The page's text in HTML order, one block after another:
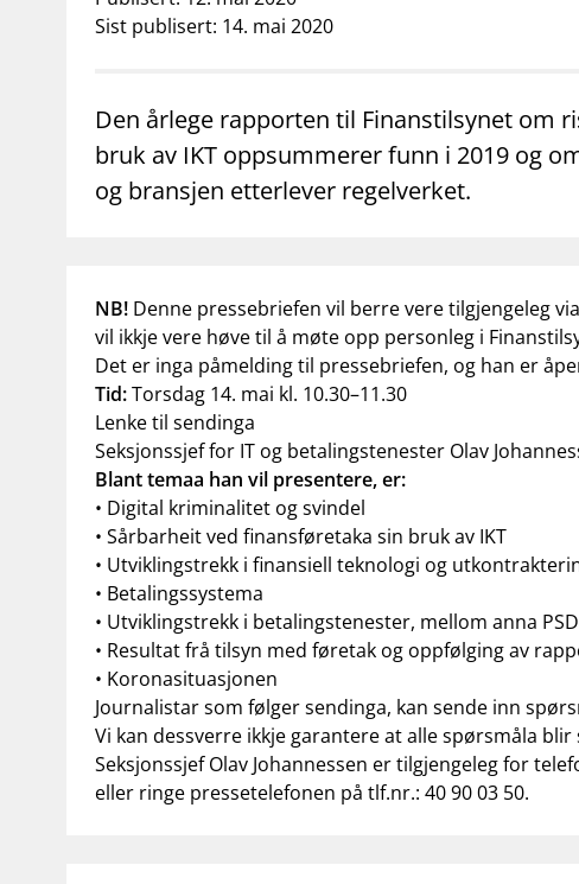
Forbrukerinformasjon
Sist publisert: 14. mai 2020
Den årlege rapporten til Finanstilsynet om
bruk av IKT oppsummerer funn i 2019 og
og bransjen etterlever regelverket.
NB! Denne pressebriefen vil berre vere tilgjengeleg
vil ikkje vere høve til å møte opp personleg i
Det er inga påmelding til pressebriefen, og han er
Tid:Torsdag 14. mai kl. 10.30–11.30
Lenke til sendinga
Seksjonssjef for IT og betalingstenester Olav
Blant temaa han vil presentere, er:
• Digital kriminalitet og svindel
• Sårbarheit ved finansføretaka sin bruk av IKT
• Utviklingstrekk i finansiell teknologi og
• Betalingssystema
• Utviklingstrekk i betalingstenester, mellom anna
• Resultat frå tilsyn med føretak og oppfølging av
• Koronasituasjonen
Journalistar som følger sendinga, kan sende inn
Vi kan dessverre ikkje garantere at alle spørsmåla
Seksjonssjef Olav Johannessen er tilgjengeleg for
eller ringe pressetelefonen på tlf.nr.: 40 90 03 50.